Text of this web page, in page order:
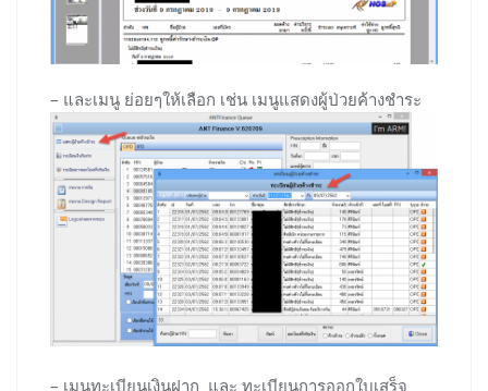
– และเมนู ย่อยๆให้เลือก เช่น เมนูแสดงผู้ป่วยค้างชำระ
– เมนูทะเบียนเงินฝาก และ ทะเบียนการออกใบเสร็จ